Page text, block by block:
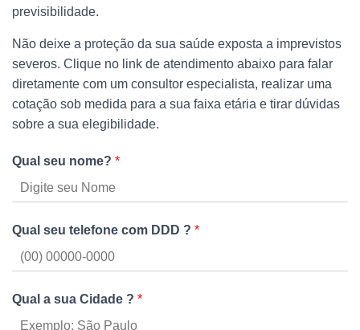
previsibilidade.
Não deixe a proteção da sua saúde exposta a imprevistos
severos. Clique no link de atendimento abaixo para falar
diretamente com um consultor especialista, realizar uma
cotação sob medida para a sua faixa etária e tirar dúvidas
sobre a sua elegibilidade.
Qual seu nome? *
Qual seu telefone com DDD ? *
Qual a sua Cidade ? *